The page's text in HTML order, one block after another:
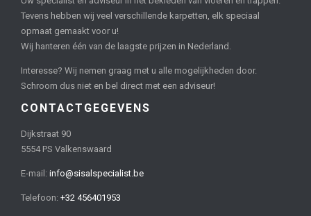
Tevens hebben wij veel verschillende karpetten, elk speciaal
opmaat gemaakt voor u!
Wij hanteren één van de laagste prijzen in Nederland.
Interesse? Wij nemen graag met u alle mogelijkheden door.
Schroom dus niet en bel direct met een adviseur!
CONTACTGEGEVENS
Dijkstraat 90
5554 PS Valkenswaard
E-mail: info@sisalspecialist.be
Telefoon: +32 456401953